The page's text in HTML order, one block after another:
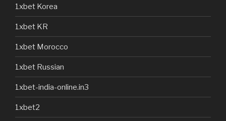
1xbet Korea
1xbet KR
1xbet Morocco
1xbet Russian
1xbet-india-online.in3
1xbet2